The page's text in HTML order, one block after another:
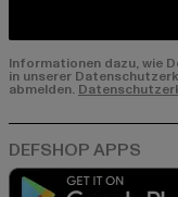
Informationen dazu, wie
in unserer
abmelden.